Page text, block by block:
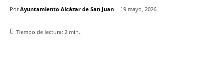
Por Ayuntamiento Alcázar de San Juan 19 mayo, 2026
Tiempo de lectura: 2 min.